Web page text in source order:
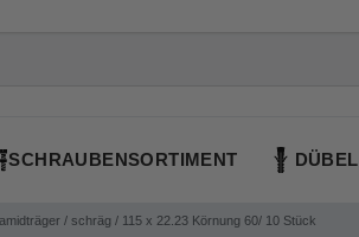
SCHRAUBENSORTIMENT DÜBEL
/ schräg / 115 x 22.23 Körnung 60/ 10 Stück